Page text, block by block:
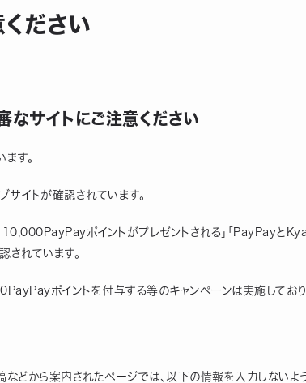
ください
サイトにご注意ください
す。
イトが確認されています。
ポイントがプレゼントされる」「PayPayと
されています。
ポイントを付与する等のキャンペーンは実施しており
どから案内されたページでは、以下の情報を入力しないよ